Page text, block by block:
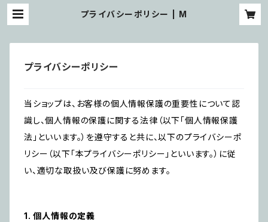
プライバシーポリシー | M
プライバシーポリシー
当ショップは、お客様の個人情報保護の重要性について認
識し、個人情報の保護に関する法律（以下「個人情報保護
法」といいます。）を遵守すると共に、以下のプライバシーポ
リシー（以下「本プライバシーポリシー」といいます。）に従
い、適切な取扱い及び保護に努めます。
1. 個人情報の定義